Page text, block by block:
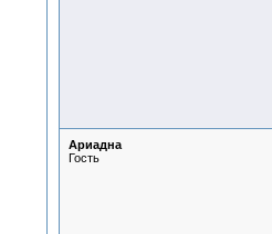
Ариадна
Гость